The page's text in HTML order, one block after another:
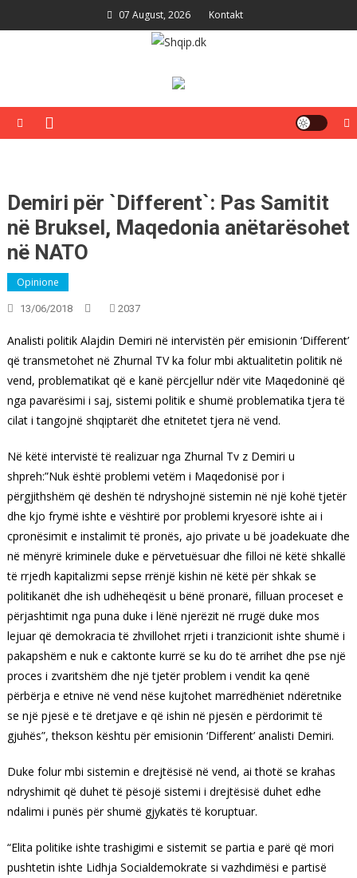
to
07 August, 2026 Kontakt
Demiri për `Different`: Pas Samitit
në Bruksel, Maqedonia anëtarësohet
në NATO
Opinione
13/06/2018 2037
Analisti politik Alajdin Demiri në intervistën për emisionin ‘Different’
që transmetohet në Zhurnal TV ka folur mbi aktualitetin politik në
vend, problematikat që e kanë përcjellur ndër vite Maqedoninë që
nga pavarësimi i saj, sistemi politik e shumë problematika tjera të
cilat i tangojnë shqiptarët dhe etnitetet tjera në vend.
Në këtë intervistë të realizuar nga Zhurnal Tv z Demiri u
shpreh:”Nuk është problemi vetëm i Maqedonisë por i
përgjithshëm që deshën të ndryshojnë sistemin në një kohë tjetër
dhe kjo frymë ishte e vështirë por problemi kryesorë ishte ai i
cpronësimit e instalimit të pronës, ajo private u bë joadekuate dhe
në mënyrë kriminele duke e përvetuësuar dhe filloi në këtë shkallë
të rrjedh kapitalizmi sepse rrënjë kishin në këtë për shkak se
politikanët dhe ish udhëheqësit u bënë pronarë, filluan proceset e
përjashtimit nga puna duke i lënë njerëzit në rrugë duke mos
lejuar që demokracia të zhvillohet rrjeti i tranzicionit ishte shumë i
pakapshëm e nuk e caktonte kurrë se ku do të arrihet dhe pse një
proces i zvaritshëm dhe një tjetër problem i vendit ka qenë
përbërja e etnive në vend nëse kujtohet marrëdhëniet ndëretnike
se një pjesë e të dretjave e që ishin në pjesën e përdorimit të
gjuhës”, thekson kështu për emisionin ‘Different’ analisti Demiri.
Duke folur mbi sistemin e drejtësisë në vend, ai thotë se krahas
ndryshimit që duhet të pësojë sistemi i drejtësisë duhet edhe
ndalimi i punës për shumë gjykatës të koruptuar.
“Elita politike ishte trashigimi e sistemit se partia e parë që mori
pushtetin ishte Lidhja Socialdemokrate si vazhdimësi e partisë